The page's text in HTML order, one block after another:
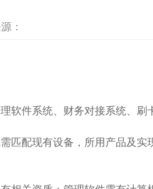
：
软件系统、财务对接系统、刷
匹配现有设备，所用产品及实